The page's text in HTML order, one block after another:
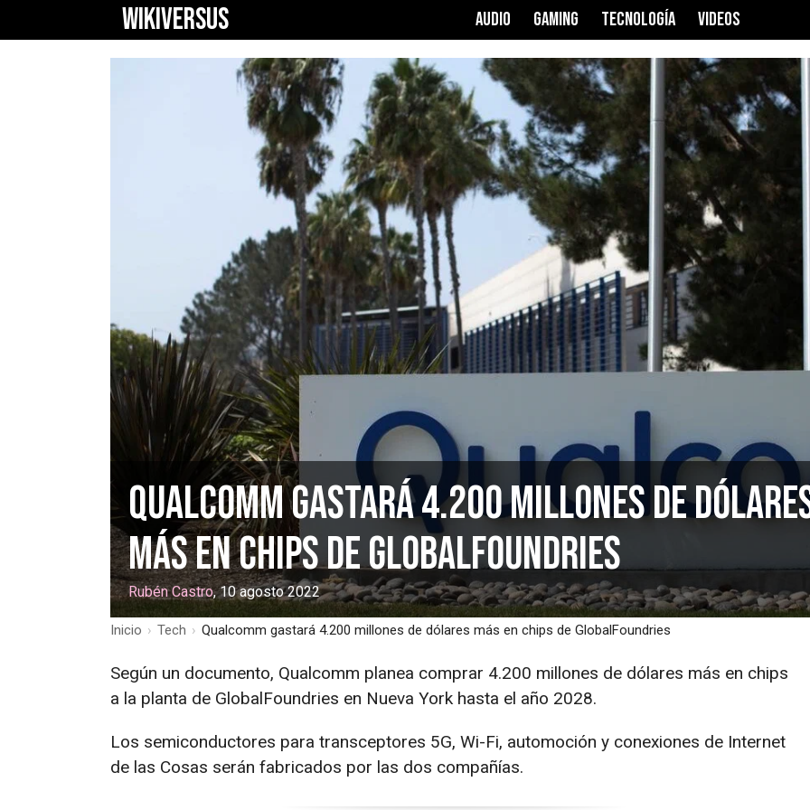
WIKIVERSUS AUDIO GAMING TECNOLOGÍA VIDEOS
Qualcomm gastará 4.200 millones de
más en chips de GlobalFoundries
Rubén Castro, 10 agosto 2022
Inicio › Tech › Qualcomm gastará 4.200 millones de dólares más en chips de GlobalFoundries
Según un documento, Qualcomm planea comprar 4.200 millones de dólares más en chips
a la planta de GlobalFoundries en Nueva York hasta el año 2028.
Los semiconductores para transceptores 5G, Wi-Fi, automoción y conexiones de Internet
de las Cosas serán fabricados por las dos compañías.